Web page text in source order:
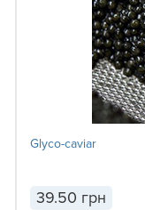
Glyco-caviar
39.50 грн